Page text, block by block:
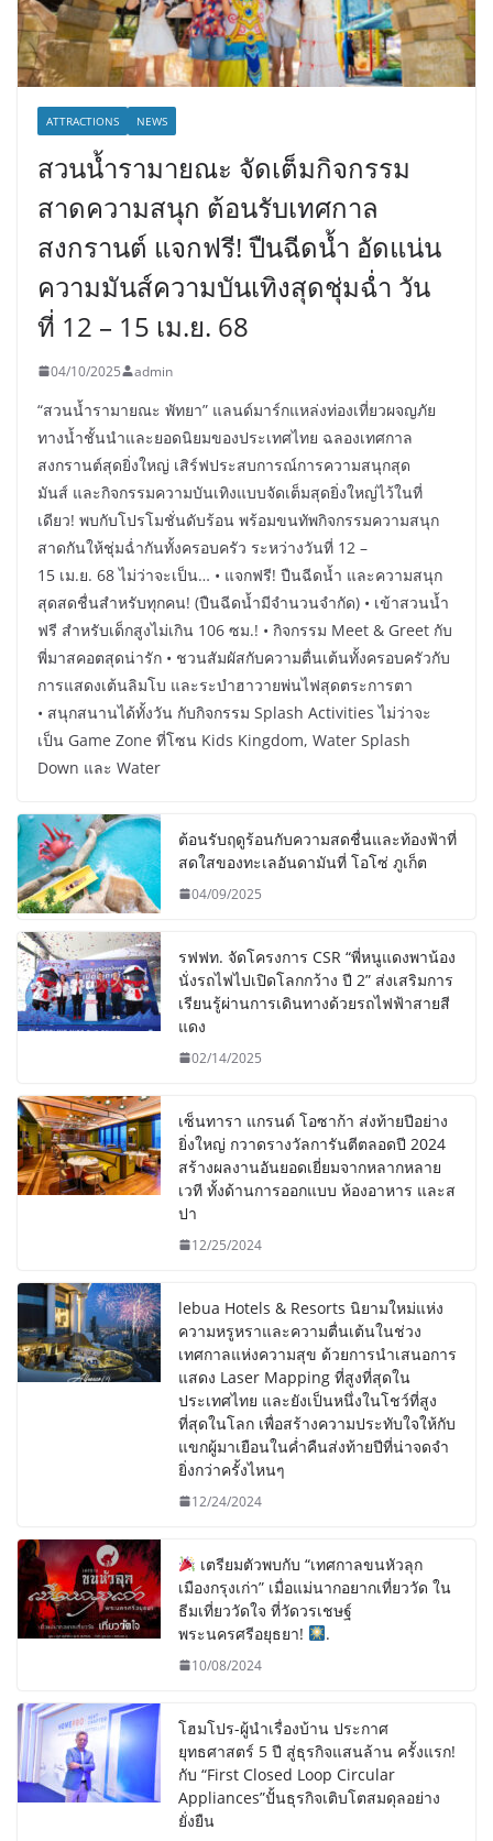
ATTRACTIONS NEWS
สวนน้ำรามายณะ จัดเต็มกิจกรรม
สาดความสนุก ต้อนรับเทศกาล
สงกรานต์ แจกฟรี! ปืนฉีดน้ำ อัดแน่น
ความมันส์ความบันเทิงสุดชุ่มฉ่ำ วัน
ที่ 12 – 15 เม.ย. 68
04/10/2025 admin
“สวนน้ำรามายณะ พัทยา” แลนด์มาร์กแหล่งท่องเที่ยวผจญภัย
ทางน้ำชั้นนำและยอดนิยมของประเทศไทย ฉลองเทศกาล
สงกรานต์สุดยิ่งใหญ่ เสิร์ฟประสบการณ์การความสนุกสุด
มันส์ และกิจกรรมความบันเทิงแบบจัดเต็มสุดยิ่งใหญ่ไว้ในที่
เดียว! พบกับโปรโมชั่นดับร้อน พร้อมขนทัพกิจกรรมความสนุก
สาดกันให้ชุ่มฉ่ำกันทั้งครอบครัว ระหว่างวันที่ 12 –
15 เม.ย. 68 ไม่ว่าจะเป็น… • แจกฟรี! ปืนฉีดน้ำ และความสนุก
สุดสดชื่นสำหรับทุกคน! (ปืนฉีดน้ำมีจำนวนจำกัด) • เข้าสวนน้ำ
ฟรี สำหรับเด็กสูงไม่เกิน 106 ซม.! • กิจกรรม Meet & Greet กับ
พี่มาสคอตสุดน่ารัก • ชวนสัมผัสกับความตื่นเต้นทั้งครอบครัวกับ
การแสดงเต้นลิมโบ และระบำฮาวายพ่นไฟสุดตระการตา
• สนุกสนานได้ทั้งวัน กับกิจกรรม Splash Activities ไม่ว่าจะ
เป็น Game Zone ที่โซน Kids Kingdom, Water Splash
Down และ Water
ต้อนรับฤดูร้อนกับความสดชื่นและท้องฟ้าที่
สดใสของทะเลอันดามันที่ โอโซ่ ภูเก็ต
04/09/2025
รฟฟท. จัดโครงการ CSR “พี่หนูแดงพาน้อง
นั่งรถไฟไปเปิดโลกกว้าง ปี 2” ส่งเสริมการ
เรียนรู้ผ่านการเดินทางด้วยรถไฟฟ้าสายสี
แดง
02/14/2025
เซ็นทารา แกรนด์ โอซาก้า ส่งท้ายปีอย่าง
ยิ่งใหญ่ กวาดรางวัลการันตีตลอดปี 2024
สร้างผลงานอันยอดเยี่ยมจากหลากหลาย
เวที ทั้งด้านการออกแบบ ห้องอาหาร และส
ปา
12/25/2024
lebua Hotels & Resorts นิยามใหม่แห่ง
ความหรูหราและความตื่นเต้นในช่วง
เทศกาลแห่งความสุข ด้วยการนำเสนอการ
แสดง Laser Mapping ที่สูงที่สุดใน
ประเทศไทย และยังเป็นหนึ่งในโชว์ที่สูง
ที่สุดในโลก เพื่อสร้างความประทับใจให้กับ
แขกผู้มาเยือนในค่ำคืนส่งท้ายปีที่น่าจดจำ
ยิ่งกว่าครั้งไหนๆ
12/24/2024
เตรียมตัวพบกับ “เทศกาลขนหัวลุก
เมืองกรุงเก่า” เมื่อแม่นากอยากเที่ยววัด ใน
ธีมเที่ยววัดใจ ที่วัดวรเชษฐ์
พระนครศรีอยุธยา!
.
10/08/2024
โฮมโปร-ผู้นำเรื่องบ้าน ประกาศ
ยุทธศาสตร์ 5 ปี สู่ธุรกิจแสนล้าน ครั้งแรก!
กับ “First Closed Loop Circular
Appliances”ปั้นธุรกิจเติบโตสมดุลอย่าง
ยั่งยืน